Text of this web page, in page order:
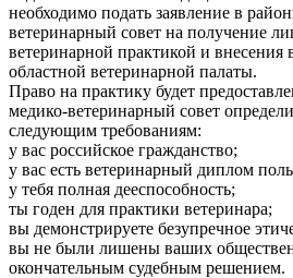
необходимо подать заявление в
ветеринарный совет на получение
ветеринарной практикой и внесения
областной ветеринарной палаты.
Право на практику будет
медико-ветеринарный совет
следующим требованиям:
у вас российское гражданство;
у вас есть ветеринарный диплом
у тебя полная дееспособность;
ты годен для практики ветеринара;
вы демонстрируете безупречное
вы не были лишены ваших
окончательным судебным решением.